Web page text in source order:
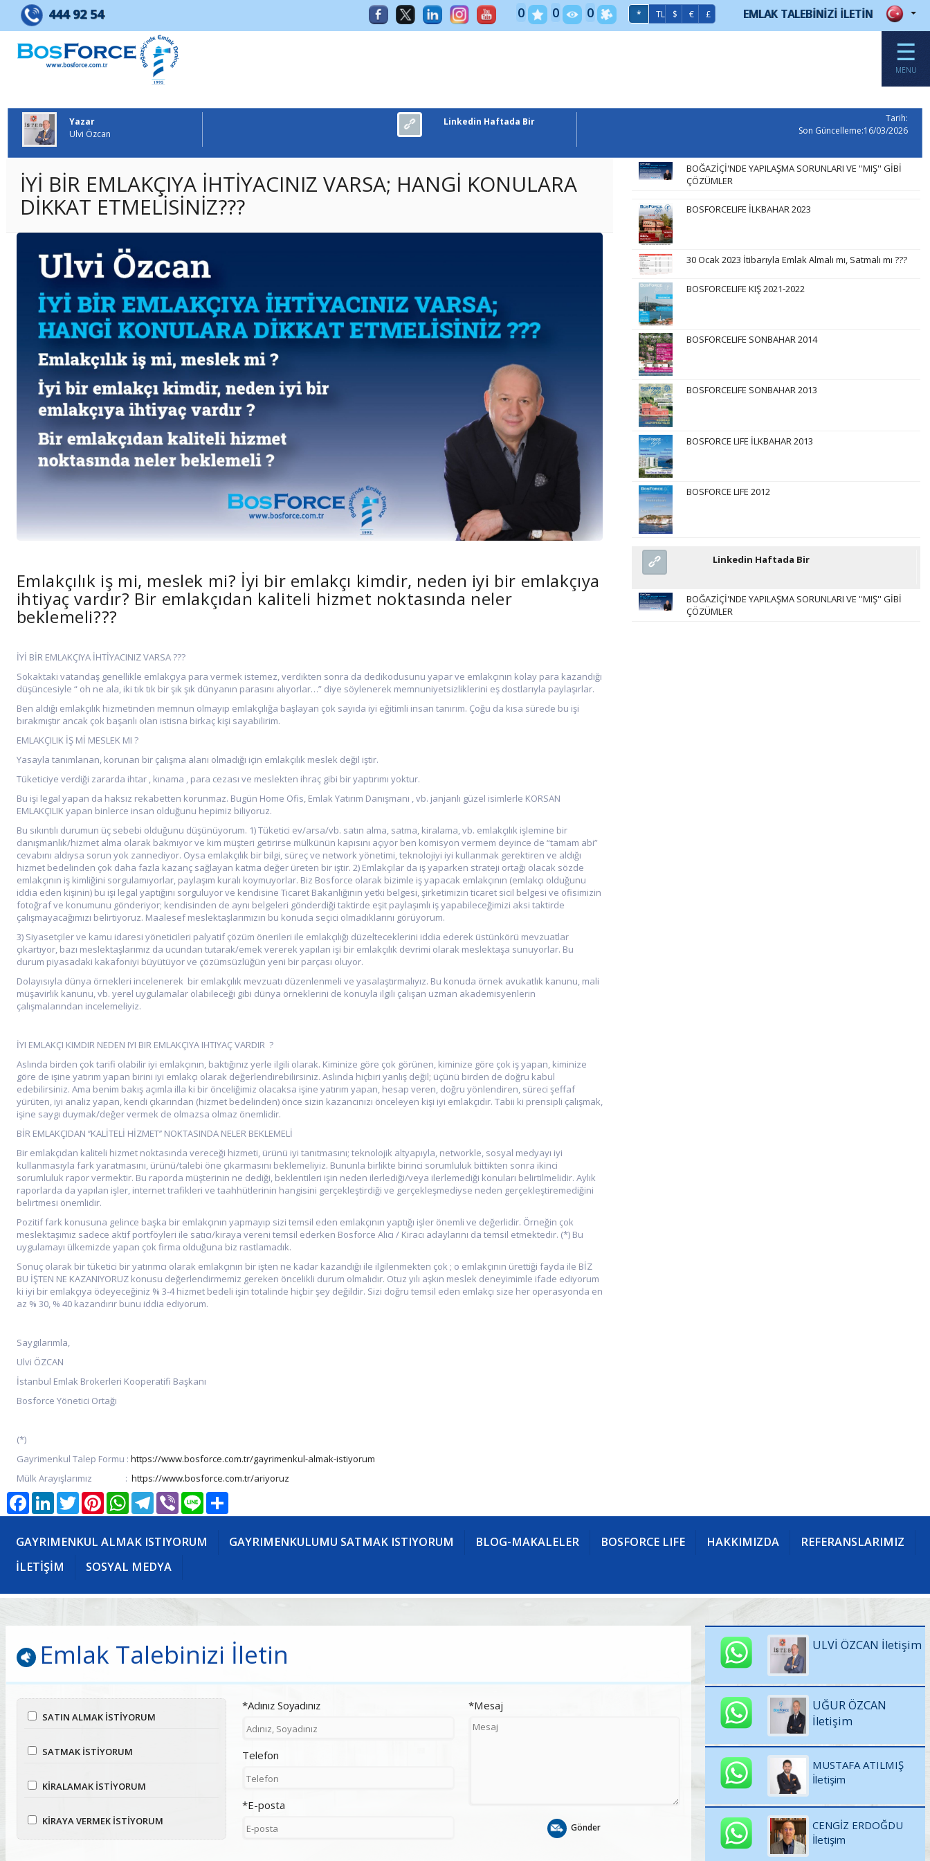
BOSFORCE EMLAK GELİŞTİRME ve PAZARLAMA
444 92 54 0 0 0 * TL $ € £ EMLAK TALEBİNİZİ İLETİN
☰
MENU
Yazar
Ulvi Özcan
Linkedin Haftada Bir
Tarih:
Son Güncelleme:16/03/2026
İYİ BİR EMLAKÇIYA İHTİYACINIZ VARSA; HANGİ KONULARA
DİKKAT ETMELİSİNİZ???
Emlakçılık iş mi, meslek mi? İyi bir emlakçı kimdir, neden iyi bir emlakçıya
ihtiyaç vardır? Bir emlakçıdan kaliteli hizmet noktasında neler
beklemeli???
İYİ BİR EMLAKÇIYA İHTİYACINIZ VARSA ???
Sokaktaki vatandaş genellikle emlakçıya para vermek istemez, verdikten sonra da dedikodusunu yapar ve emlakçının kolay para kazandığı
düşüncesiyle “ oh ne ala, iki tık tık bir şık şık dünyanın parasını alıyorlar…” diye söylenerek memnuniyetsizliklerini eş dostlarıyla paylaşırlar.
Ben aldığı emlakçılık hizmetinden memnun olmayıp emlakçılığa başlayan çok sayıda iyi eğitimli insan tanırım. Çoğu da kısa sürede bu işi
bırakmıştır ancak çok başarılı olan istisna birkaç kişi sayabilirim.
EMLAKÇILIK İŞ Mİ MESLEK MI ?
Yasayla tanımlanan, korunan bir çalışma alanı olmadığı için emlakçılık meslek değil iştir.
Tüketiciye verdiği zararda ihtar , kınama , para cezası ve meslekten ihraç gibi bir yaptırımı yoktur.
Bu işi legal yapan da haksız rekabetten korunmaz. Bugün Home Ofis, Emlak Yatırım Danışmanı , vb. janjanlı güzel isimlerle KORSAN
EMLAKÇILIK yapan binlerce insan olduğunu hepimiz biliyoruz.
Bu sıkıntılı durumun üç sebebi olduğunu düşünüyorum. 1) Tüketici ev/arsa/vb. satın alma, satma, kiralama, vb. emlakçılık işlemine bir
danışmanlık/hizmet alma olarak bakmıyor ve kim müşteri getirirse mülkünün kapısını açıyor ben komisyon vermem deyince de “tamam abi”
cevabını aldıysa sorun yok zannediyor. Oysa emlakçılık bir bilgi, süreç ve network yönetimi, teknolojiyi iyi kullanmak gerektiren ve aldığı
hizmet bedelinden çok daha fazla kazanç sağlayan katma değer üreten bir iştir. 2) Emlakçılar da iş yaparken strateji ortağı olacak sözde
emlakçının iş kimliğini sorgulamıyorlar, paylaşım kuralı koymuyorlar. Biz Bosforce olarak bizimle iş yapacak emlakçının (emlakçı olduğunu
iddia eden kişinin) bu işi legal yaptığını sorguluyor ve kendisine Ticaret Bakanlığının yetki belgesi, şirketimizin ticaret sicil belgesi ve ofisimizin
fotoğraf ve konumunu gönderiyor; kendisinden de aynı belgeleri gönderdiği taktirde eşit paylaşımlı iş yapabileceğimizi aksi taktirde
çalışmayacağımızı belirtiyoruz. Maalesef meslektaşlarımızın bu konuda seçici olmadıklarını görüyorum.
3) Siyasetçiler ve kamu idaresi yöneticileri palyatif çözüm önerileri ile emlakçılığı düzelteceklerini iddia ederek üstünkörü mevzuatlar
çıkartıyor, bazı meslektaşlarımız da ucundan tutarak/emek vererek yapılan işi bir emlakçılık devrimi olarak meslektaşa sunuyorlar. Bu
durum piyasadaki kakafoniyi büyütüyor ve çözümsüzlüğün yeni bir parçası oluyor.
Dolayısıyla dünya örnekleri incelenerek bir emlakçılık mevzuatı düzenlenmeli ve yasalaştırmalıyız. Bu konuda örnek avukatlık kanunu, mali
müşavirlik kanunu, vb. yerel uygulamalar olabileceği gibi dünya örneklerini de konuyla ilgili çalışan uzman akademisyenlerin
çalışmalarından incelemeliyiz.
İYI EMLAKÇI KIMDIR NEDEN IYI BIR EMLAKÇIYA IHTIYAÇ VARDIR ?
Aslında birden çok tarifi olabilir iyi emlakçının, baktığınız yerle ilgili olarak. Kiminize göre çok görünen, kiminize göre çok iş yapan, kiminize
göre de işine yatırım yapan birini iyi emlakçı olarak değerlendirebilirsiniz. Aslında hiçbiri yanlış değil; üçünü birden de doğru kabul
edebilirsiniz. Ama benim bakış açımla illa ki bir önceliğimiz olacaksa işine yatırım yapan, hesap veren, doğru yönlendiren, süreci şeffaf
yürüten, iyi analiz yapan, kendi çıkarından (hizmet bedelinden) önce sizin kazancınızı önceleyen kişi iyi emlakçıdır. Tabii ki prensipli çalışmak,
işine saygı duymak/değer vermek de olmazsa olmaz önemlidir.
BİR EMLAKÇIDAN ‘’KALİTELİ HİZMET’’ NOKTASINDA NELER BEKLEMELİ
Bir emlakçıdan kaliteli hizmet noktasında vereceği hizmeti, ürünü iyi tanıtmasını; teknolojik altyapıyla, networkle, sosyal medyayı iyi
kullanmasıyla fark yaratmasını, ürünü/talebi öne çıkarmasını beklemeliyiz. Bununla birlikte birinci sorumluluk bittikten sonra ikinci
sorumluluk rapor vermektir. Bu raporda müşterinin ne dediği, beklentileri işin neden ilerlediği/veya ilerlemediği konuları belirtilmelidir. Aylık
raporlarda da yapılan işler, internet trafikleri ve taahhütlerinin hangisini gerçekleştirdiği ve gerçekleşmediyse neden gerçekleştiremediğini
belirtmesi önemlidir.
Pozitif fark konusuna gelince başka bir emlakçının yapmayıp sizi temsil eden emlakçının yaptığı işler önemli ve değerlidir. Örneğin çok
meslektaşımız sadece aktif portföyleri ile satıcı/kiraya vereni temsil ederken Bosforce Alıcı / Kiracı adaylarını da temsil etmektedir. (*) Bu
uygulamayı ülkemizde yapan çok firma olduğuna biz rastlamadık.
Sonuç olarak bir tüketici bir yatırımcı olarak emlakçının bir işten ne kadar kazandığı ile ilgilenmekten çok ; o emlakçının ürettiği fayda ile BİZ
BU İŞTEN NE KAZANIYORUZ konusu değerlendirmemiz gereken öncelikli durum olmalıdır. Otuz yılı aşkın meslek deneyimimle ifade ediyorum
ki iyi bir emlakçıya ödeyeceğiniz % 3-4 hizmet bedeli işin totalinde hiçbir şey değildir. Sizi doğru temsil eden emlakçı size her operasyonda en
az % 30, % 40 kazandırır bunu iddia ediyorum.
Saygılarımla,
Ulvi ÖZCAN
İstanbul Emlak Brokerleri Kooperatifi Başkanı
Bosforce Yönetici Ortağı
(*)
Gayrimenkul Talep Formu : https://www.bosforce.com.tr/gayrimenkul-almak-istiyorum
Mülk Arayışlarımız : https://www.bosforce.com.tr/ariyoruz
BOĞAZİÇİ'NDE YAPILAŞMA SORUNLARI VE ''MIŞ'' GİBİ
ÇÖZÜMLER
BOSFORCELIFE İLKBAHAR 2023
30 Ocak 2023 İtibarıyla Emlak Almalı mı, Satmalı mı ???
BOSFORCELIFE KIŞ 2021-2022
BOSFORCELIFE SONBAHAR 2014
BOSFORCELIFE SONBAHAR 2013
BOSFORCE LIFE İLKBAHAR 2013
BOSFORCE LIFE 2012
Linkedin Haftada Bir
BOĞAZİÇİ'NDE YAPILAŞMA SORUNLARI VE ''MIŞ'' GİBİ
ÇÖZÜMLER
GAYRIMENKUL ALMAK ISTIYORUM GAYRIMENKULUMU SATMAK ISTIYORUM BLOG-MAKALELER BOSFORCE LIFE HAKKIMIZDA
REFERANSLARIMIZ
İLETİŞİM
SOSYAL MEDYA
Emlak Talebinizi İletin
SATIN ALMAK İSTİYORUM
SATMAK İSTİYORUM
KİRALAMAK İSTİYORUM
KİRAYA VERMEK İSTİYORUM
*Adınız Soyadınız
Telefon
*E-posta
*Mesaj
Gönder
ULVİ ÖZCAN İletişim
UĞUR ÖZCAN
İletişim
MUSTAFA ATILMIŞ
İletişim
CENGİZ ERDOĞDU
İletişim
FacebookLinkedInTwitterPinterestWhatsAppTelegram
Viber Line Share